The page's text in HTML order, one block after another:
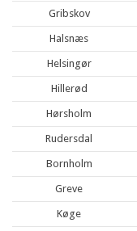
Gribskov
Halsnæs
Helsingør
Hillerød
Hørsholm
Rudersdal
Bornholm
Greve
Køge